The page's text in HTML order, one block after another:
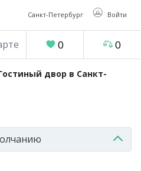
Санкт-Петербург Войти
0 0
двор в Санкт-